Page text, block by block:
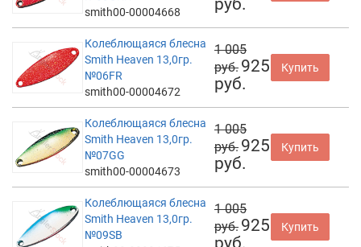
smith00-00004668
руб.
Колеблющаяся блесна
Smith Heaven 13,0гр.
№06FR
smith00-00004672
1 005
руб. 925
руб.
Купить
Колеблющаяся блесна
Smith Heaven 13,0гр.
№07GG
smith00-00004673
1 005
руб. 925
руб.
Купить
Колеблющаяся блесна
Smith Heaven 13,0гр.
№09SB
1 005
руб. 925
руб.
Купить